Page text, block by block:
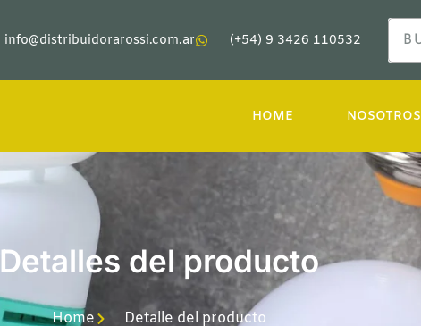
info@distribuidorarossi.com.ar (+54) 9 3426 110532
HOME NOSOTROS
Detalles del producto
Home Detalle del producto